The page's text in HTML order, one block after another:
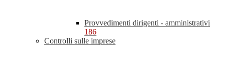
Provvedimenti dirigenti - amministrativi
186
Controlli sulle imprese